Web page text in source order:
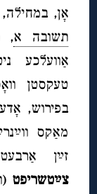
אָן, במחילה,
תשובה א,
אַוועלכע
טעקסטן
בפירוש,
מאַקס
זײַן
צײַטשריפט